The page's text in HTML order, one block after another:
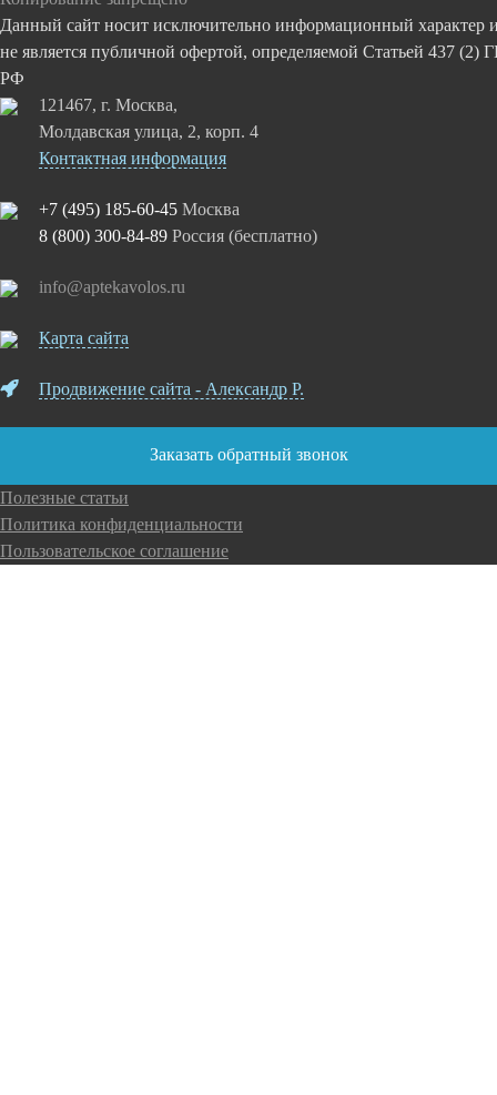
Данный сайт носит исключительно информационный характер
не является публичной офертой, определяемой Статьей 437 (2)
РФ
121467, г. Москва,
Молдавская улица, 2, корп. 4
Контактная информация
+7 (495) 185-60-45 Москва
8 (800) 300-84-89 Россия (бесплатно)
info@aptekavolos.ru
Карта сайта
Продвижение сайта - Александр Р.
Заказать обратный звонок
Полезные статьи
Политика конфиденциальности
Пользовательское соглашение